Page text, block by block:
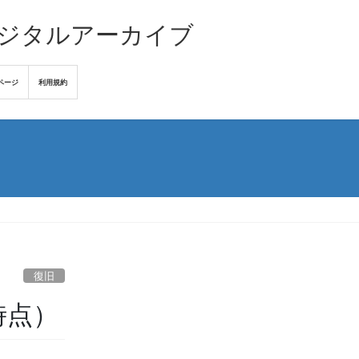
タルアーカイブ
ージ 利用規約
復旧
）